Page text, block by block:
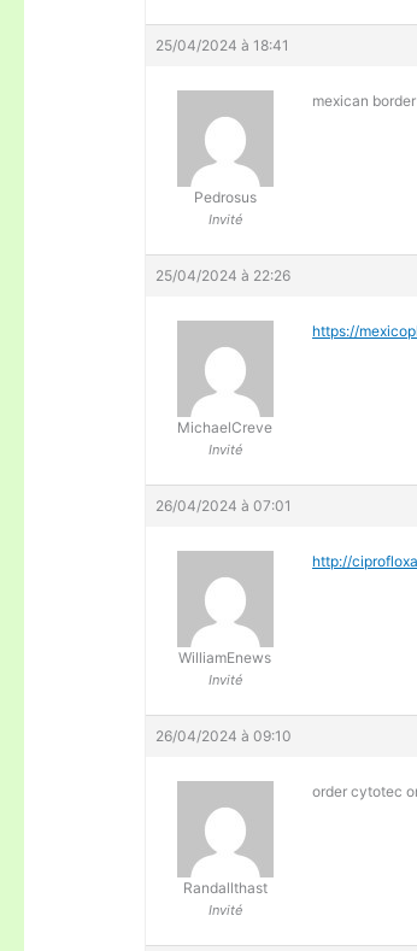
25/04/2024 à 18:41
Pedrosus
Invité
mexican
25/04/2024 à 22:26
MichaelCreve
Invité
https://
26/04/2024 à 07:01
WilliamEnews
Invité
http://
26/04/2024 à 09:10
Randallthast
Invité
order cytotec